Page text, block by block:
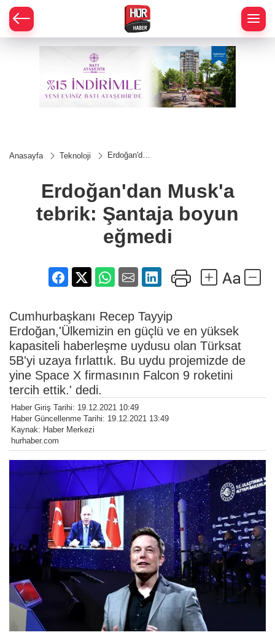
Anasayfa Teknoloji
Erdoğan'dan
Şantaja
boyun
Erdoğan'dan Musk'a
tebrik: Şantaja boyun
eğmedi
Cumhurbaşkanı Recep Tayyip
Erdoğan,'Ülkemizin en güçlü ve en yüksek
kapasiteli haberleşme uydusu olan Türksat
5B'yi uzaya fırlattık. Bu uydu projemizde de
yine Space X firmasının Falcon 9 roketini
tercih ettik.' dedi.
Haber Giriş Tarihi: 19.12.2021 10:49
Haber Güncellenme Tarihi: 19.12.2021 13:49
Kaynak: Haber Merkezi
hurhaber.com